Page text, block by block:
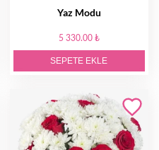
Yaz Modu
5 330.00 ₺
SEPETE EKLE